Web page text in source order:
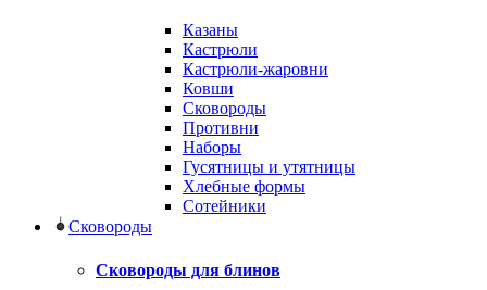
Казаны
Кастрюли
Кастрюли-жаровни
Ковши
Сковороды
Противни
Наборы
Гусятницы и утятницы
Хлебные формы
Сотейники
Сковороды
Сковороды для блинов